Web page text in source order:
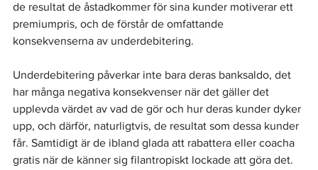
de resultat de åstadkommer för sina kunder motiverar ett
premiumpris, och de förstår de omfattande
konsekvenserna av underdebitering.
Underdebitering påverkar inte bara deras banksaldo, det
har många negativa konsekvenser när det gäller det
upplevda värdet av vad de gör och hur deras kunder dyker
upp, och därför, naturligtvis, de resultat som dessa kunder
får. Samtidigt är de ibland glada att rabattera eller coacha
gratis när de känner sig filantropiskt lockade att göra det.